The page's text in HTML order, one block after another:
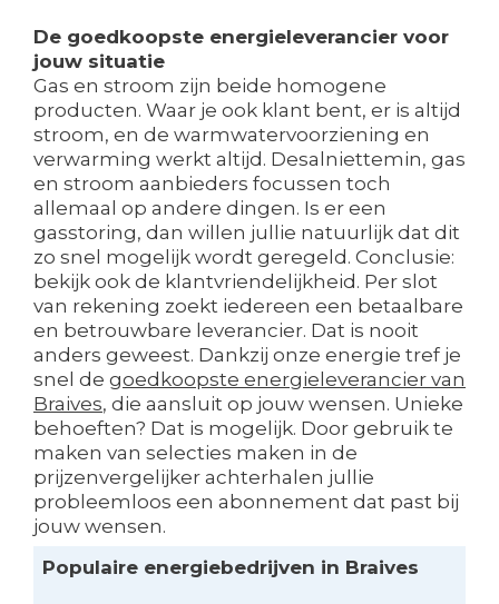
De goedkoopste energieleverancier voor
jouw situatie
Gas en stroom zijn beide homogene
producten. Waar je ook klant bent, er is altijd
stroom, en de warmwatervoorziening en
verwarming werkt altijd. Desalniettemin, gas
en stroom aanbieders focussen toch
allemaal op andere dingen. Is er een
gasstoring, dan willen jullie natuurlijk dat dit
zo snel mogelijk wordt geregeld. Conclusie:
bekijk ook de klantvriendelijkheid. Per slot
van rekening zoekt iedereen een betaalbare
en betrouwbare leverancier. Dat is nooit
anders geweest. Dankzij onze energie tref je
snel de goedkoopste energieleverancier van
Braives, die aansluit op jouw wensen. Unieke
behoeften? Dat is mogelijk. Door gebruik te
maken van selecties maken in de
prijzenvergelijker achterhalen jullie
probleemloos een abonnement dat past bij
jouw wensen.
Populaire energiebedrijven in Braives